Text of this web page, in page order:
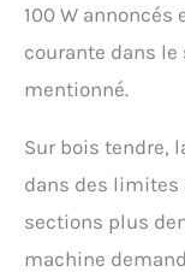
100 W
courante dans le
mentionné.
Sur bois tendre,
dans des limites
sections plus
machine